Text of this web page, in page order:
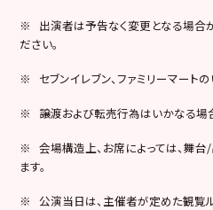
※ 出演者は予告なく変更となる場合が
ださい。
※ セブンイレブン、ファミリーマート
※ 譲渡および転売行為はいかなる場合
※ 会場構造上、お席によっては、舞
ます。
※ 公演当日は、主催者が定めた観覧ル